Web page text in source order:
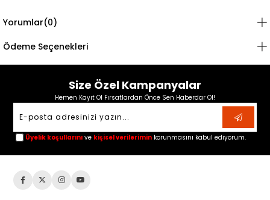
Yorumlar(0)
Ödeme Seçenekleri
Size Özel Kampanyalar
Hemen Kayıt Ol Fırsatlardan Önce Sen Haberdar Ol!
Üyelik koşullarını ve kişisel verilerimin korunmasını kabul ediyorum.